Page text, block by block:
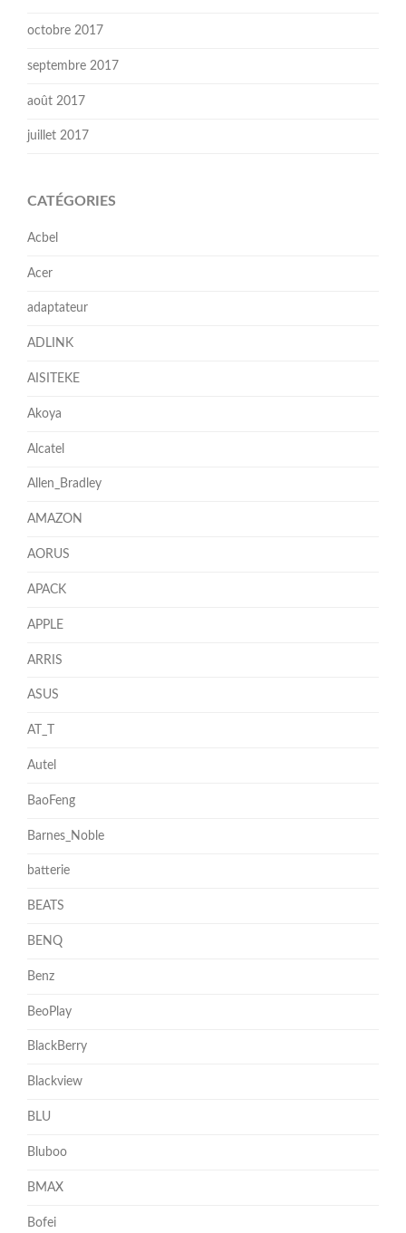
octobre 2017
septembre 2017
août 2017
juillet 2017
CATÉGORIES
Acbel
Acer
adaptateur
ADLINK
AISITEKE
Akoya
Alcatel
Allen_Bradley
AMAZON
AORUS
APACK
APPLE
ARRIS
ASUS
AT_T
Autel
BaoFeng
Barnes_Noble
batterie
BEATS
BENQ
Benz
BeoPlay
BlackBerry
Blackview
BLU
Bluboo
BMAX
Bofei